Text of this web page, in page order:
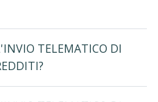
TELEMATICO DI